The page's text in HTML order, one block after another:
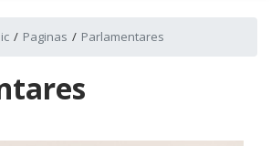
Paginas Parlamentares